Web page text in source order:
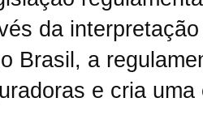
da
Brasil, a
e cria